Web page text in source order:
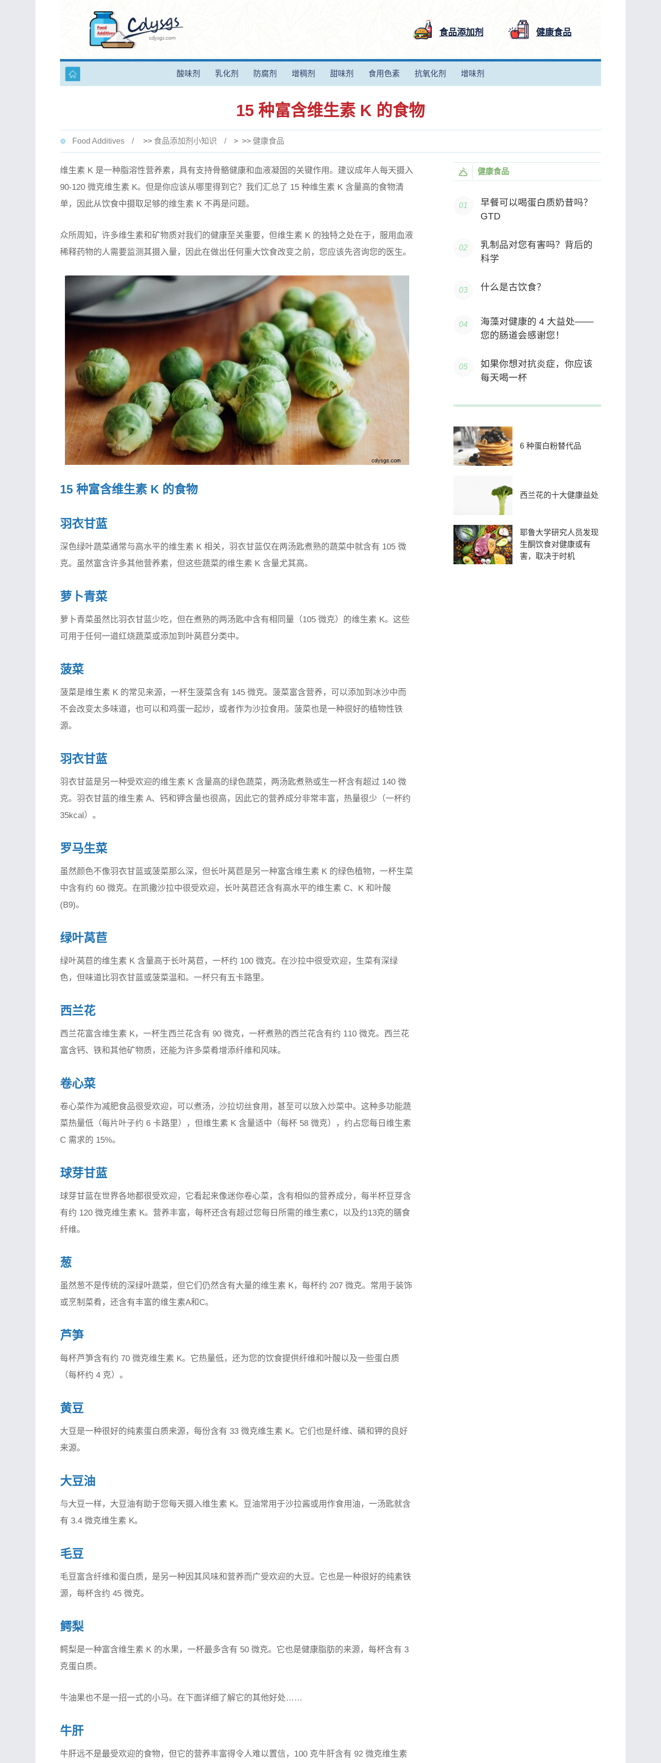
食品添加剂 健康食品
酸味剂 乳化剂 防腐剂 增稠剂 甜味剂 食用色素 抗氧化剂 增味剂
15 种富含维生素 K 的食物
Food Additives >> 食品添加剂小知识 > >> 健康食品
维生素 K 是一种脂溶性营养素，具有支持骨骼健康和血液凝固的关键作用。建议成年人每天摄入
90-120 微克维生素 K。但是你应该从哪里得到它？我们汇总了 15 种维生素 K 含量高的食物清
单，因此从饮食中摄取足够的维生素 K 不再是问题。
众所周知，许多维生素和矿物质对我们的健康至关重要，但维生素 K 的独特之处在于，服用血液
稀释药物的人需要监测其摄入量，因此在做出任何重大饮食改变之前，您应该先咨询您的医生。
15 种富含维生素 K 的食物
羽衣甘蓝
深色绿叶蔬菜通常与高水平的维生素 K 相关，羽衣甘蓝仅在两汤匙煮熟的蔬菜中就含有 105 微
克。虽然富含许多其他营养素，但这些蔬菜的维生素 K 含量尤其高。
萝卜青菜
萝卜青菜虽然比羽衣甘蓝少吃，但在煮熟的两汤匙中含有相同量（105 微克）的维生素 K。这些
可用于任何一道红烧蔬菜或添加到叶莴苣分类中。
菠菜
菠菜是维生素 K 的常见来源，一杯生菠菜含有 145 微克。菠菜富含营养，可以添加到冰沙中而
不会改变太多味道，也可以和鸡蛋一起炒，或者作为沙拉食用。菠菜也是一种很好的植物性铁
源。
羽衣甘蓝
羽衣甘蓝是另一种受欢迎的维生素 K 含量高的绿色蔬菜，两汤匙煮熟或生一杯含有超过 140 微
克。羽衣甘蓝的维生素 A、钙和钾含量也很高，因此它的营养成分非常丰富，热量很少（一杯约
35kcal）。
罗马生菜
虽然颜色不像羽衣甘蓝或菠菜那么深，但长叶莴苣是另一种富含维生素 K 的绿色植物，一杯生菜
中含有约 60 微克。在凯撒沙拉中很受欢迎，长叶莴苣还含有高水平的维生素 C、K 和叶酸
(B9)。
绿叶莴苣
绿叶莴苣的维生素 K 含量高于长叶莴苣，一杯约 100 微克。在沙拉中很受欢迎，生菜有深绿
色，但味道比羽衣甘蓝或菠菜温和。一杯只有五卡路里。
西兰花
西兰花富含维生素 K，一杯生西兰花含有 90 微克，一杯煮熟的西兰花含有约 110 微克。西兰花
富含钙、铁和其他矿物质，还能为许多菜肴增添纤维和风味。
卷心菜
卷心菜作为减肥食品很受欢迎，可以煮汤，沙拉切丝食用，甚至可以放入炒菜中。这种多功能蔬
菜热量低（每片叶子约 6 卡路里），但维生素 K 含量适中（每杯 58 微克），约占您每日维生素
C 需求的 15%。
球芽甘蓝
球芽甘蓝在世界各地都很受欢迎，它看起来像迷你卷心菜，含有相似的营养成分，每半杯豆芽含
有约 120 微克维生素 K。营养丰富，每杯还含有超过您每日所需的维生素C，以及约13克的膳食
纤维。
葱
虽然葱不是传统的深绿叶蔬菜，但它们仍然含有大量的维生素 K，每杯约 207 微克。常用于装饰
或烹制菜肴，还含有丰富的维生素A和C。
芦笋
每杯芦笋含有约 70 微克维生素 K。它热量低，还为您的饮食提供纤维和叶酸以及一些蛋白质
（每杯约 4 克）。
黄豆
大豆是一种很好的纯素蛋白质来源，每份含有 33 微克维生素 K。它们也是纤维、磷和钾的良好
来源。
大豆油
与大豆一样，大豆油有助于您每天摄入维生素 K。豆油常用于沙拉酱或用作食用油，一汤匙就含
有 3.4 微克维生素 K。
毛豆
毛豆富含纤维和蛋白质，是另一种因其风味和营养而广受欢迎的大豆。它也是一种很好的纯素铁
源，每杯含约 45 微克。
鳄梨
鳄梨是一种富含维生素 K 的水果，一杯最多含有 50 微克。它也是健康脂肪的来源，每杯含有 3
克蛋白质。
牛油果也不是一招一式的小马。在下面详细了解它的其他好处……
牛肝
牛肝远不是最受欢迎的食物，但它的营养丰富得令人难以置信，100 克牛肝含有 92 微克维生素
健康食品
早餐可以喝蛋白质奶昔吗？
GTD
乳制品对您有害吗？背后的
科学
什么是古饮食？
海藻对健康的 4 大益处——
您的肠道会感谢您！
如果你想对抗炎症，你应该
每天喝一杯
6 种蛋白粉替代品
西兰花的十大健康益处
耶鲁大学研究人员发现
生酮饮食对健康或有
害，取决于时机